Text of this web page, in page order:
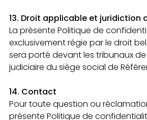
13. Droit applicable et juridiction
La présente Politique de
exclusivement régie par le droit
sera porté devant les tribunaux de
judiciaire du siège social de
14. Contact
Pour toute question ou
présente Politique de